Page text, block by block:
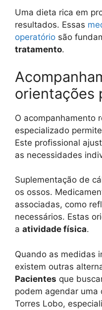
Uma dieta rica em
resultados. Essas
operatório são
tratamento.
orientações
O acompanhamento
especializado
Este profissional
as necessidades
Suplementação de
os ossos.
associadas, como
necessários. Estas
a atividade física.
Quando as medidas
existem outras
Pacientes que
podem agendar uma
Torres Lobo,